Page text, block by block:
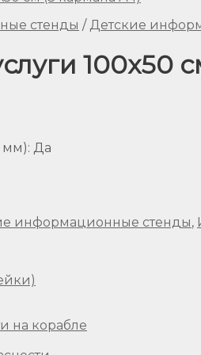
стенды / Детские
100х50
мм): Да
информационные стенды,
на корабле